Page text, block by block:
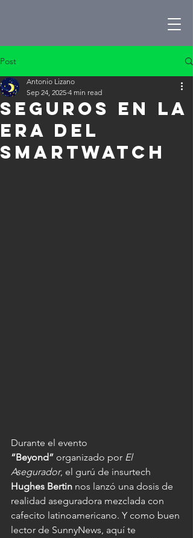
Post
Seguros en la
era del
Smartwatch
Antonio Lizano
Sep 24, 2025 4 min read
Durante el evento
“Beyond” organizado por El
Asegurador, el gurú de insurtech
Hughes Bertin nos lanzó una dosis de
realidad aseguradora mezclada con
cafecito latinoamericano. Y como buen
lector de SunnyNews, aquí te